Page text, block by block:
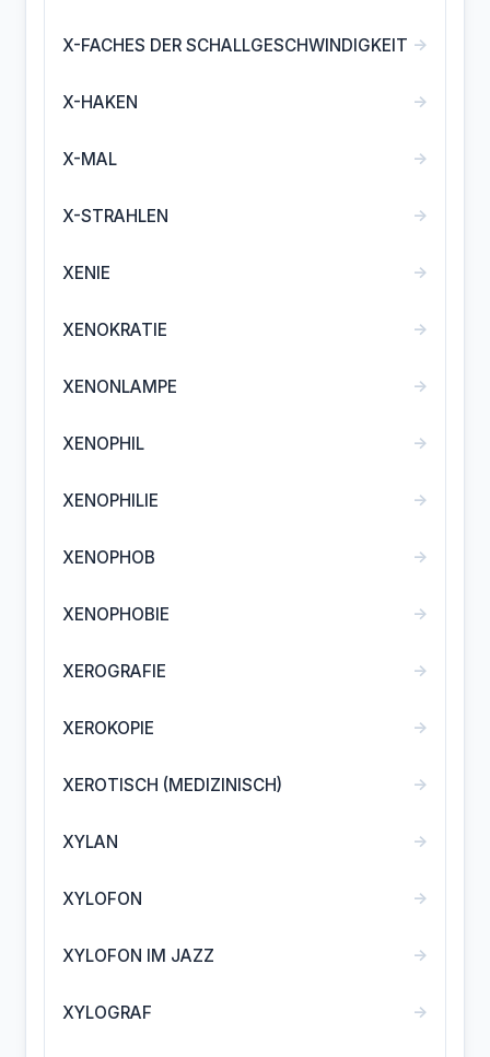
X-FACHES DER SCHALLGESCHWINDIGKEIT →
X-HAKEN →
X-MAL →
X-STRAHLEN →
XENIE →
XENOKRATIE →
XENONLAMPE →
XENOPHIL →
XENOPHILIE →
XENOPHOB →
XENOPHOBIE →
XEROGRAFIE →
XEROKOPIE →
XEROTISCH (MEDIZINISCH) →
XYLAN →
XYLOFON →
XYLOFON IM JAZZ →
XYLOGRAF →